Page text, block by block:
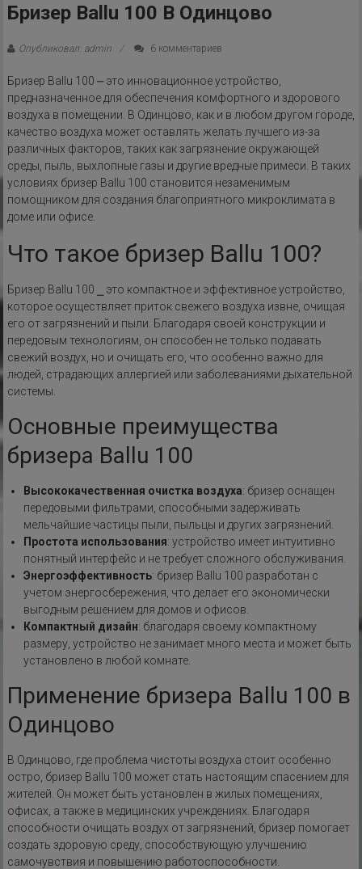
Бризер Ballu 100 В Одинцово
Опубликовал: admin 6 комментариев
Бризер Ballu 100 ⎼ это инновационное устройство,
предназначенное для обеспечения комфортного и здорового
воздуха в помещении. В Одинцово, как и в любом другом городе,
качество воздуха может оставлять желать лучшего из-за
различных факторов, таких как загрязнение окружающей
среды, пыль, выхлопные газы и другие вредные примеси. В таких
условиях бризер Ballu 100 становится незаменимым
помощником для создания благоприятного микроклимата в
доме или офисе.
Что такое бризер Ballu 100?
Бризер Ballu 100 ⎯ это компактное и эффективное устройство,
которое осуществляет приток свежего воздуха извне, очищая
его от загрязнений и пыли. Благодаря своей конструкции и
передовым технологиям, он способен не только подавать
свежий воздух, но и очищать его, что особенно важно для
людей, страдающих аллергией или заболеваниями дыхательной
системы.
Основные преимущества
бризера Ballu 100
Высококачественная очистка воздуха: бризер оснащен
передовыми фильтрами, способными задерживать
мельчайшие частицы пыли, пыльцы и других загрязнений.
Простота использования: устройство имеет интуитивно
понятный интерфейс и не требует сложного обслуживания.
Энергоэффективность: бризер Ballu 100 разработан с
учетом энергосбережения, что делает его экономически
выгодным решением для домов и офисов.
Компактный дизайн: благодаря своему компактному
размеру, устройство не занимает много места и может быть
установлено в любой комнате.
Применение бризера Ballu 100 в
Одинцово
В Одинцово, где проблема чистоты воздуха стоит особенно
остро, бризер Ballu 100 может стать настоящим спасением для
жителей. Он может быть установлен в жилых помещениях,
офисах, а также в медицинских учреждениях. Благодаря
способности очищать воздух от загрязнений, бризер помогает
создать здоровую среду, способствующую улучшению
самочувствия и повышению работоспособности.